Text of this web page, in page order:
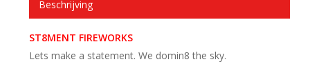
Beschrijving
ST8MENT FIREWORKS
Lets make a statement. We domin8 the sky.